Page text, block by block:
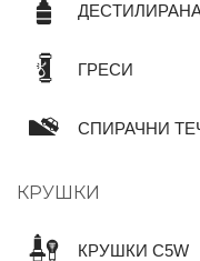
ГРЕСИ
СПИРАЧНИ
КРУШКИ
КРУШКИ C5W